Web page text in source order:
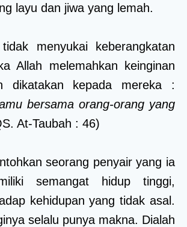
layu dan jiwa yang lemah.
menyukai keberangkatan
Allah melemahkan keinginan
dikatakan kepada mereka :
bersama orang-orang yang
At-Taubah : 46)
seorang penyair yang ia
semangat hidup tinggi,
kehidupan yang tidak asal.
selalu punya makna. Dialah